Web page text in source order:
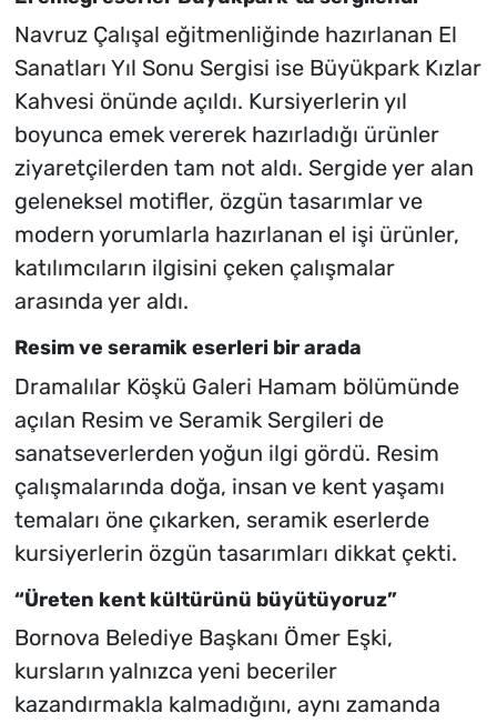
Navruz Çalışal eğitmenliğinde hazırlanan El
Sanatları Yıl Sonu Sergisi ise Büyükpark Kızlar
Kahvesi önünde açıldı. Kursiyerlerin yıl
boyunca emek vererek hazırladığı ürünler
ziyaretçilerden tam not aldı. Sergide yer alan
geleneksel motifler, özgün tasarımlar ve
modern yorumlarla hazırlanan el işi ürünler,
katılımcıların ilgisini çeken çalışmalar
arasında yer aldı.
Resim ve seramik eserleri bir arada
Dramalılar Köşkü Galeri Hamam bölümünde
açılan Resim ve Seramik Sergileri de
sanatseverlerden yoğun ilgi gördü. Resim
çalışmalarında doğa, insan ve kent yaşamı
temaları öne çıkarken, seramik eserlerde
kursiyerlerin özgün tasarımları dikkat çekti.
“Üreten kent kültürünü büyütüyoruz”
Bornova Belediye Başkanı Ömer Eşki,
kursların yalnızca yeni beceriler
kazandırmakla kalmadığını, aynı zamanda